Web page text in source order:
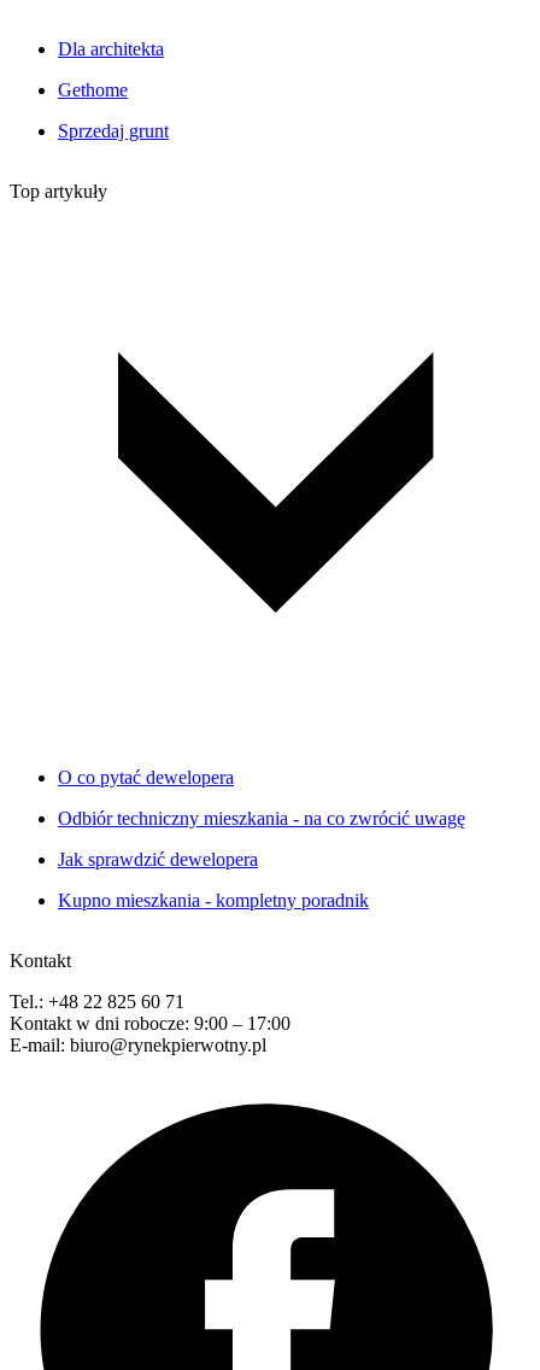
Dla architekta
Gethome
Sprzedaj grunt
Top artykuły
O co pytać dewelopera
Odbiór techniczny mieszkania - na co zwrócić uwagę
Jak sprawdzić dewelopera
Kupno mieszkania - kompletny poradnik
Kontakt
Tel.: +48 22 825 60 71
Kontakt w dni robocze: 9:00 – 17:00
E-mail: biuro@rynekpierwotny.pl